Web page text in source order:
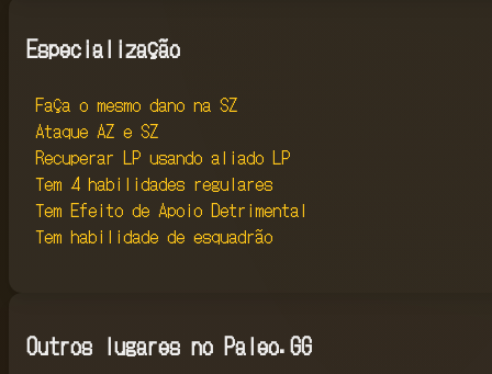
Especialização
Faça o mesmo dano na SZ
Ataque AZ e SZ
Recuperar LP usando aliado LP
Tem 4 habilidades regulares
Tem Efeito de Apoio Detrimental
Tem habilidade de esquadrão
Outros lugares no Paleo.GG